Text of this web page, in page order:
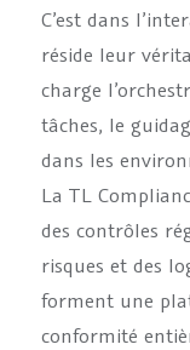
C’est dans
réside leur
charge
tâches, le
dans les
La TL
des contrôles
risques et des
forment une
conformité